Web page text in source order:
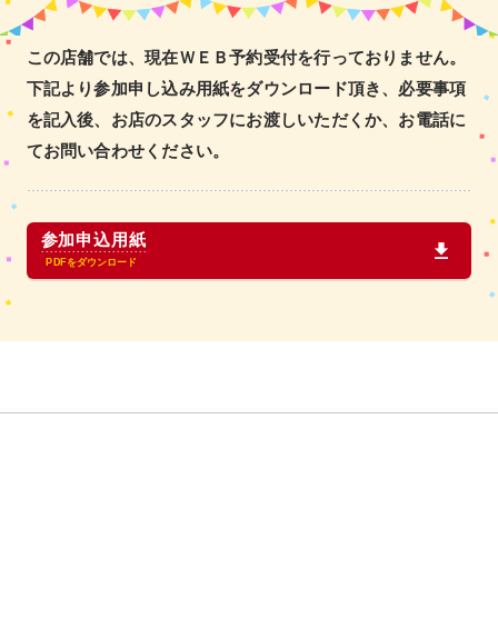
この店舗では、現在ＷＥＢ予約受付を行っておりません。
下記より参加申し込み用紙をダウンロード頂き、必要事項
を記入後、お店のスタッフにお渡しいただくか、お電話に
てお問い合わせください。
参加申込用紙
PDFをダウンロード